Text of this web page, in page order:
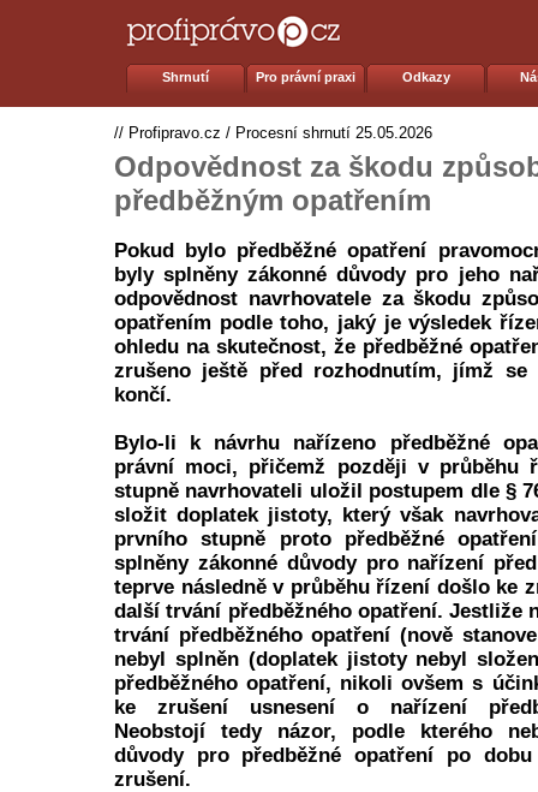
Shrnutí Pro právní praxi Odkazy
// Profipravo.cz / Procesní shrnutí 25.05.2026
Odpovědnost za škodu
předběžným opatřením
Pokud bylo předběžné opatření
byly splněny zákonné důvody pro jeho
odpovědnost navrhovatele za škodu
opatřením podle toho, jaký je výsledek
ohledu na skutečnost, že předběžné
zrušeno ještě před rozhodnutím, jímž
končí.
Bylo-li k návrhu nařízeno předběžné
právní moci, přičemž později v průběhu
stupně navrhovateli uložil postupem dle §
složit doplatek jistoty, který však
prvního stupně proto předběžné
splněny zákonné důvody pro nařízení
teprve následně v průběhu řízení došlo ke
další trvání předběžného opatření. Jestliže
trvání předběžného opatření (nově
nebyl splněn (doplatek jistoty nebyl
předběžného opatření, nikoli ovšem s
ke zrušení usnesení o nařízení
Neobstojí tedy názor, podle kterého
důvody pro předběžné opatření po
zrušení.